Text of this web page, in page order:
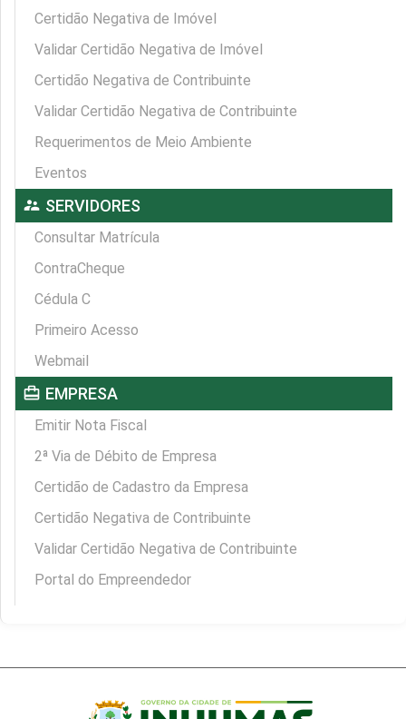
Certidão Negativa de Imóvel
Validar Certidão Negativa de Imóvel
Certidão Negativa de Contribuinte
Validar Certidão Negativa de Contribuinte
Requerimentos de Meio Ambiente
Eventos
supervisor_account SERVIDORES
Consultar Matrícula
ContraCheque
Cédula C
Primeiro Acesso
Webmail
card_travel EMPRESA
Emitir Nota Fiscal
2ª Via de Débito de Empresa
Certidão de Cadastro da Empresa
Certidão Negativa de Contribuinte
Validar Certidão Negativa de Contribuinte
Portal do Empreendedor